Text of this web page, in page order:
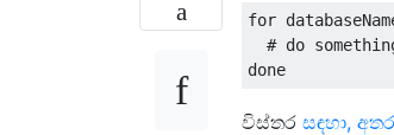
for
# do
done
විස්තර සඳහා,